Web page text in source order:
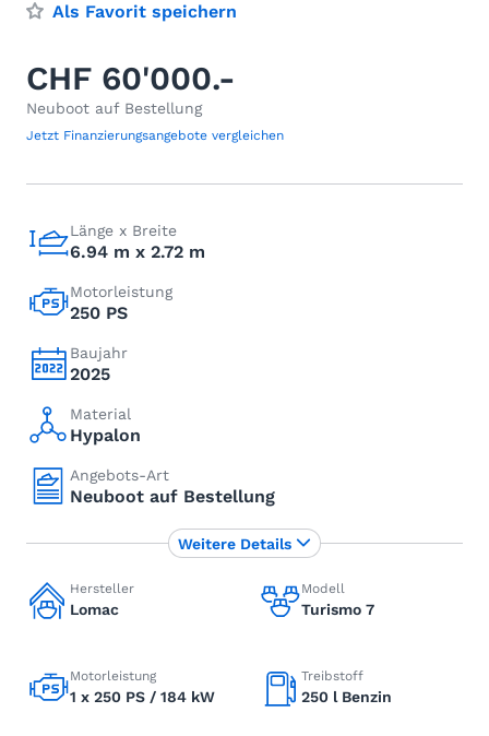
Als Favorit speichern
CHF 60'000.-
Neuboot auf Bestellung
Jetzt Finanzierungsangebote vergleichen
Länge x Breite
6.94 m x 2.72 m
Motorleistung
250 PS
Baujahr
2025
Material
Hypalon
Angebots-Art
Neuboot auf Bestellung
Hersteller
Lomac
Modell
Turismo 7
Motorleistung
1 x 250 PS / 184 kW
Treibstoff
250 l Benzin
Weitere Details